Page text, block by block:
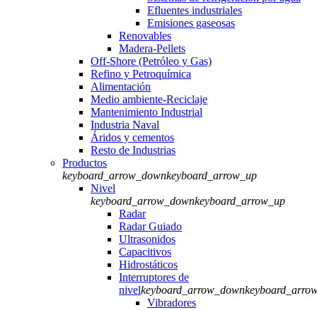
Efluentes industriales
Emisiones gaseosas
Renovables
Madera-Pellets
Off-Shore (Petróleo y Gas)
Refino y Petroquímica
Alimentación
Medio ambiente-Reciclaje
Mantenimiento Industrial
Industria Naval
Áridos y cementos
Resto de Industrias
Productos
keyboard_arrow_downkeyboard_arrow_up
Nivel
keyboard_arrow_downkeyboard_arrow_up
Radar
Radar Guiado
Ultrasonidos
Capacitivos
Hidrostáticos
Interruptores de
nivelkeyboard_arrow_down
Vibradores